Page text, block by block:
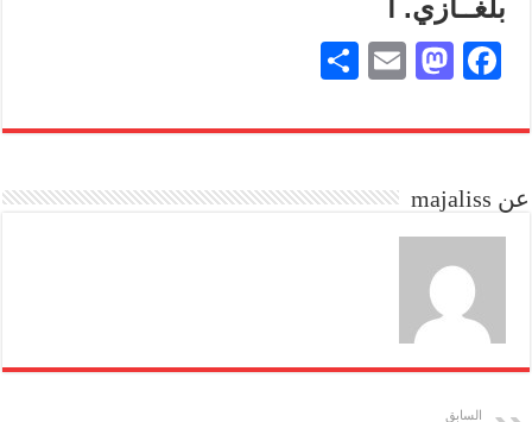
بلغــازي. أ
Fa
bo
M
to
n
E
ail
re
عن majaliss
السابق